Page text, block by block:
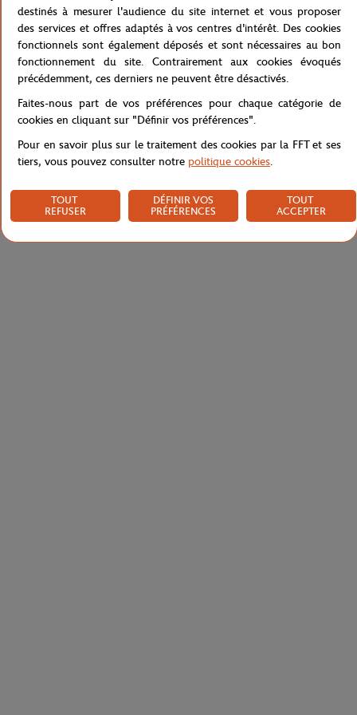
derrière. Une pièce décalée et authentique.
Coton pur pour un confort quotidien. À associer avec un short ou
un pantalon Roland Garros pour un look cohérent.
Référence :RTSM0326-MAR
Caractéristiques
Livraison et retours
destinés à mesurer l'audience du site internet et vous proposer
des services et offres adaptés à vos centres d'intérêt. Des cookies
fonctionnels sont également déposés et sont nécessaires au bon
fonctionnement du site. Contrairement aux cookies évoqués
précédemment, ces derniers ne peuvent être désactivés.
Faites-nous part de vos préférences pour chaque catégorie de
cookies en cliquant sur "Définir vos préférences".
Pour en savoir plus sur le traitement des cookies par la FFT et ses
tiers, vous pouvez consulter notre politique cookies.
TOUT
REFUSER
DÉFINIR VOS
PRÉFÉRENCES
TOUT
ACCEPTER